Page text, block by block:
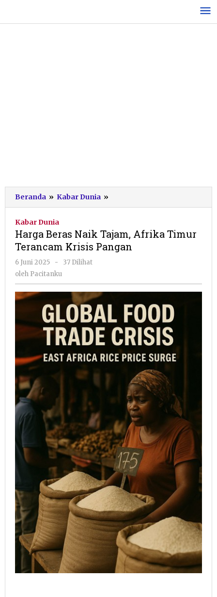
konten
Beranda » Kabar Dunia »
Beras
Afrika
Timur
Kabar Dunia
Harga Beras Naik Tajam, Afrika Timur
Terancam Krisis Pangan
6 Juni 2025
oleh
Pacitanku
-
37 Dilihat
oleh Pacitanku